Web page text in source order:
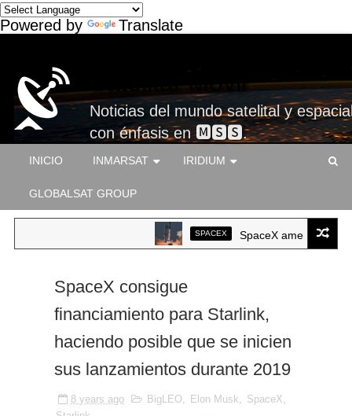
Powered by Translate
Satelital-Móvil
Noticias del mundo satelital y
con énfasis en 🅼🆂🆂.
INICIO INMARSAT IRIDIUM
GLOBALSAT GROUP
SPACEX SpaceX ameriza por
SpaceX consigue
financiamiento para Starlink,
haciendo posible que se inicien
sus lanzamientos durante 2019
8 years ago BigLEO, Elon Musk, SpaceX,